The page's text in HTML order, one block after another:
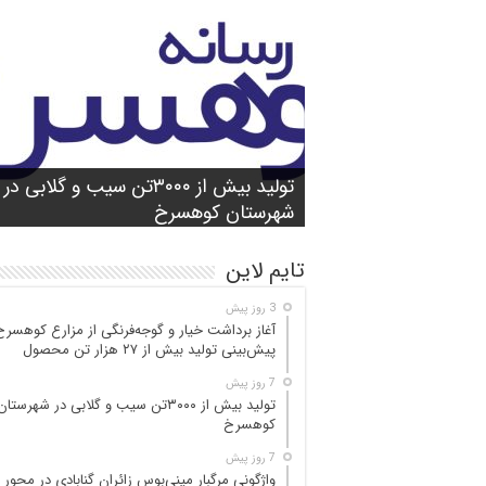
آغاز برداشت خیار و گوجه‌فرنگی از
کوهسرخ؛
تن محصول
تولید بیش از ۳۰۰۰تن سیب و گلابی در
شهرستان کوهسرخ
واژگونی مرگبار مینی‌بوس زائران
در محور کاشمر ـ کوهسرخ؛ ۵
۲۵ مصدوم
بازدید میدانی مسئولان از محور کاشمر
کوهسرخ و بررسی نقاط حادثه‌خیز
شورای آموزش و پرورش شهرستان
کوهسرخ برگزار شد؛ تأکید بر آمادگی
مدارس برای سال تحصیلی جدید
تایم لاین
3 روز پیش
آغاز برداشت خیار و گوجه‌فرنگی از مزارع
پیش‌بینی تولید بیش از ۲۷ هزار تن محصول
7 روز پیش
تولید بیش از ۳۰۰۰تن سیب و گلابی در
کوهسرخ
7 روز پیش
واژگونی مرگبار مینی‌بوس زائران گنابادی در محور